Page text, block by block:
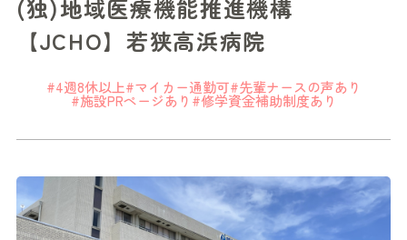
(独)地域医療機能推進機構
【JCHO】若狭高浜病院
#4週8休以上#マイカー通勤可#先輩ナースの声あり
#施設PRページあり #修学資金補助制度あり